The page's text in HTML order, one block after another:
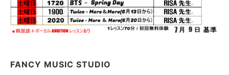
FANCY MUSIC STUDIO